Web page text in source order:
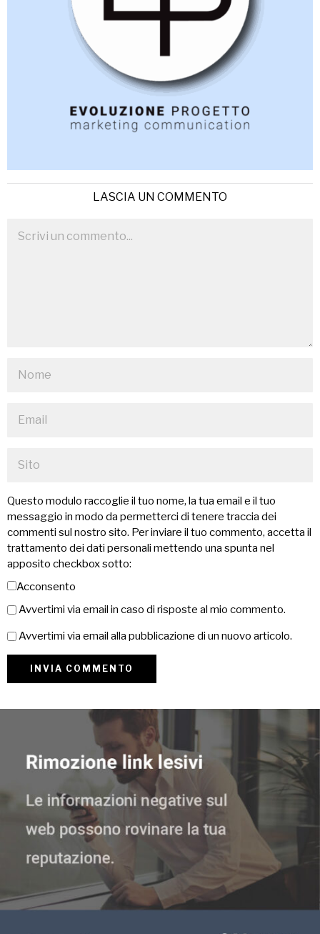
LASCIA UN COMMENTO
Questo modulo raccoglie il tuo nome, la tua email e il tuo
messaggio in modo da permetterci di tenere traccia dei
commenti sul nostro sito. Per inviare il tuo commento, accetta il
trattamento dei dati personali mettendo una spunta nel
apposito checkbox sotto:
Acconsento
Avvertimi via email in caso di risposte al mio commento.
Avvertimi via email alla pubblicazione di un nuovo articolo.